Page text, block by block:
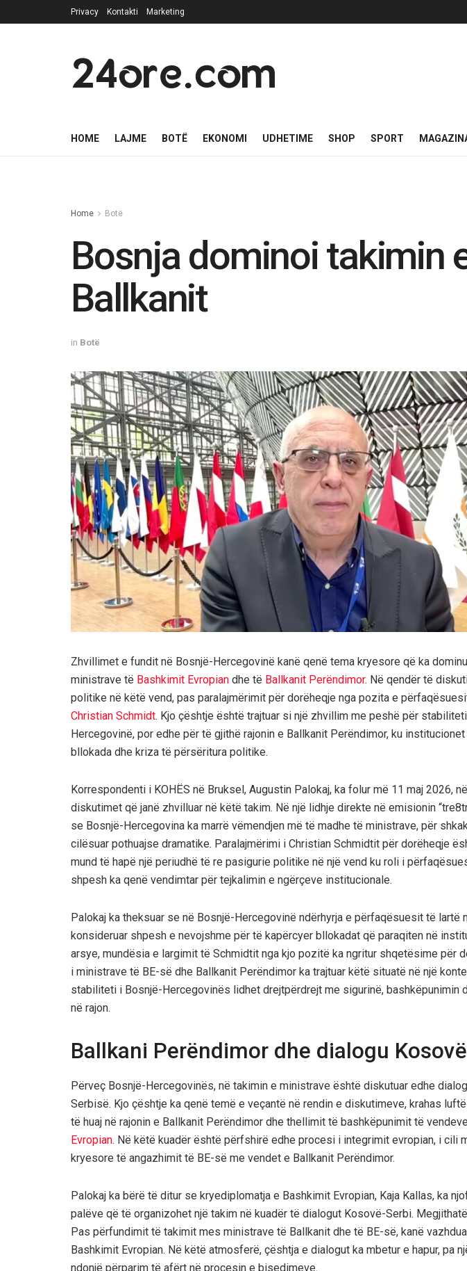
Privacy Kontakti Marketing
24ore.com
HOME LAJME BOTË EKONOMI UDHETIME SHOP SPORT
Home Botë
Bosnja dominoi takimin
Ballkanit
in Botë
Zhvillimet e fundit në Bosnjë-Hercegovinë kanë qenë tema kryesore që ka
ministrave të Bashkimit Evropian dhe të Ballkanit Perëndimor. Në qendër të
politike në këtë vend, pas paralajmërimit për dorëheqje nga pozita e
Christian Schmidt. Kjo çështje është trajtuar si një zhvillim me peshë për
Hercegovinë, por edhe për të gjithë rajonin e Ballkanit Perëndimor, ku
bllokada dhe kriza të përsëritura politike.
Korrespondenti i KOHËS në Bruksel, Augustin Palokaj, ka folur më 11 maj 2026,
diskutimet që janë zhvilluar në këtë takim. Në një lidhje direkte në emisionin
se Bosnjë-Hercegovina ka marrë vëmendjen më të madhe të ministrave, për
cilësuar pothuajse dramatike. Paralajmërimi i Christian Schmidtit për dorëheqje
mund të hapë një periudhë të re pasigurie politike në një vend ku roli i
shpesh ka qenë vendimtar për tejkalimin e ngërçeve institucionale.
Palokaj ka theksuar se në Bosnjë-Hercegovinë ndërhyrja e përfaqësuesit të lartë
konsideruar shpesh e nevojshme për të kapërcyer bllokadat që paraqiten në
arsye, mundësia e largimit të Schmidtit nga kjo pozitë ka ngritur shqetësime për
i ministrave të BE-së dhe Ballkanit Perëndimor ka trajtuar këtë situatë në një
stabiliteti i Bosnjë-Hercegovinës lidhet drejtpërdrejt me sigurinë, bashkëpunimin
në rajon.
Ballkani Perëndimor dhe dialogu
Përveç Bosnjë-Hercegovinës, në takimin e ministrave është diskutuar edhe
Serbisë. Kjo çështje ka qenë temë e veçantë në rendin e diskutimeve, krahas
të huaj në rajonin e Ballkanit Perëndimor dhe thellimit të bashkëpunimit të
Evropian. Në këtë kuadër është përfshirë edhe procesi i integrimit evropian, i cili
kryesore të angazhimit të BE-së me vendet e Ballkanit Perëndimor.
Palokaj ka bërë të ditur se kryediplomatja e Bashkimit Evropian, Kaja Kallas, ka
palëve që të organizohet një takim në kuadër të dialogut Kosovë-Serbi.
Pas përfundimit të takimit mes ministrave të Ballkanit dhe të BE-së, kanë
Bashkimit Evropian. Në këtë atmosferë, çështja e dialogut ka mbetur e hapur, pa
ndonjë përparim të afërt në procesin e bisedimeve.